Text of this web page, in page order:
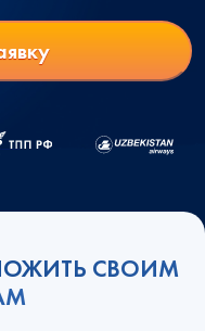
СВОИМ